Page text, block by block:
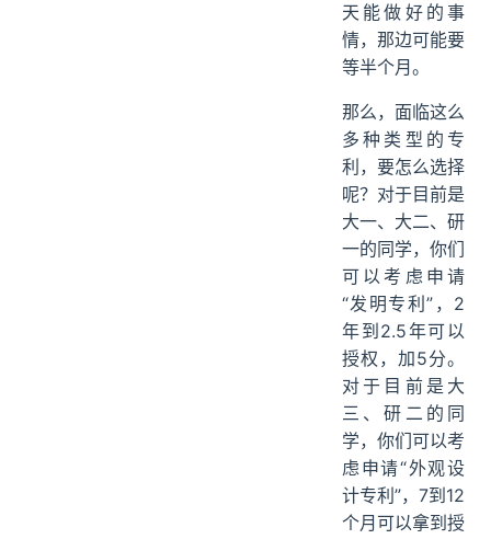
天能做好的事
情，那边可能要
等半个月。
那么，面临这么
多种类型的专
利，要怎么选择
呢？对于目前是
大一、大二、研
一的同学，你们
可以考虑申请
“发明专利”，2
年到2.5年可以
授权，加5分。
对于目前是大
三、研二的同
学，你们可以考
虑申请“外观设
计专利”，7到12
个月可以拿到授